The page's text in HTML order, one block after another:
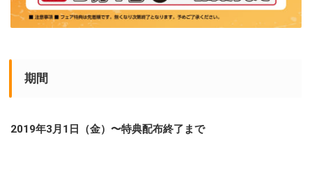
期間
2019年3月1日（金）〜特典配布終了まで